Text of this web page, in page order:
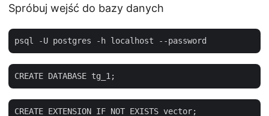
Spróbuj wejść do bazy danych